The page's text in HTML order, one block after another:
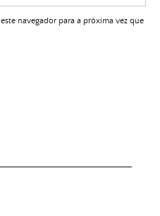
navegador para a próxima vez que